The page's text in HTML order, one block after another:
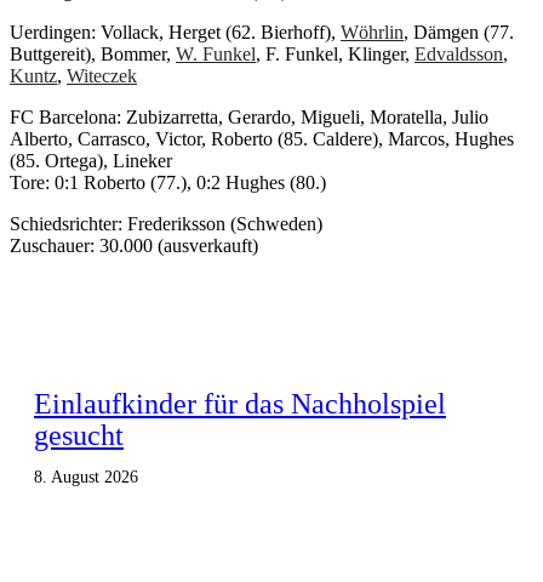
Uerdingen: Vollack, Herget (62. Bierhoff), Wöhrlin, Dämgen (77.
Buttgereit), Bommer, W. Funkel, F. Funkel, Klinger, Edvaldsson,
Kuntz, Witeczek
FC Barcelona: Zubizarretta, Gerardo, Migueli, Moratella, Julio
Alberto, Carrasco, Victor, Roberto (85. Caldere), Marcos, Hughes
(85. Ortega), Lineker
Tore: 0:1 Roberto (77.), 0:2 Hughes (80.)
Schiedsrichter: Frederiksson (Schweden)
Zuschauer: 30.000 (ausverkauft)
Einlaufkinder für das Nachholspiel
gesucht
8. August 2026